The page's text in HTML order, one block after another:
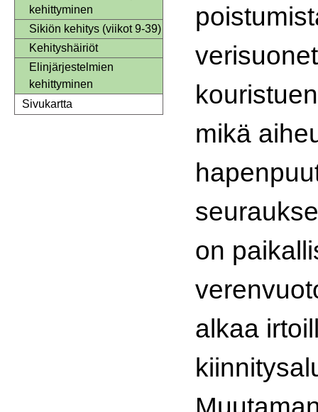
kehittyminen
Sikiön kehitys (viikot 9-39)
Kehityshäiriöt
Elinjärjestelmien
kehittyminen
Sivukartta
mikä
on
alkaa